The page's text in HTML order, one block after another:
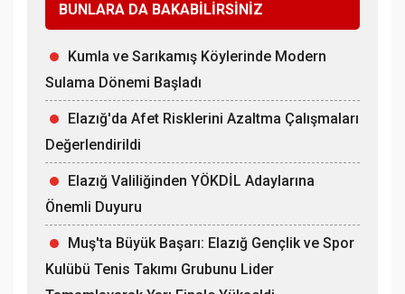
BUNLARA DA BAKABİLİRSİNİZ
Kumla ve Sarıkamış Köylerinde Modern
Sulama Dönemi Başladı
Elazığ'da Afet Risklerini Azaltma Çalışmaları
Değerlendirildi
Elazığ Valiliğinden YÖKDİL Adaylarına
Önemli Duyuru
Muş'ta Büyük Başarı: Elazığ Gençlik ve Spor
Kulübü Tenis Takımı Grubunu Lider